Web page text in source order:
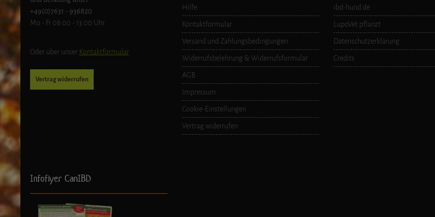
Trinkwasser zur Verfügung stellen
+49(0)7631 - 936820
Mo - Fr 08:00 - 13:00 Uhr
Oder über unser Kontaktformular.
Vertrag widerrufen
Hilfe
Kontaktformular
Versand und Zahlungsbedingungen
Widerrufsbelehrung & Widerrufsformular
AGB
Impressum
Cookie-Einstellungen
Vertrag widerrufen
ibd-hund.de
LupoVet pflanzt
Datenschutzerklärung
Credits
Infoflyer CanIBD